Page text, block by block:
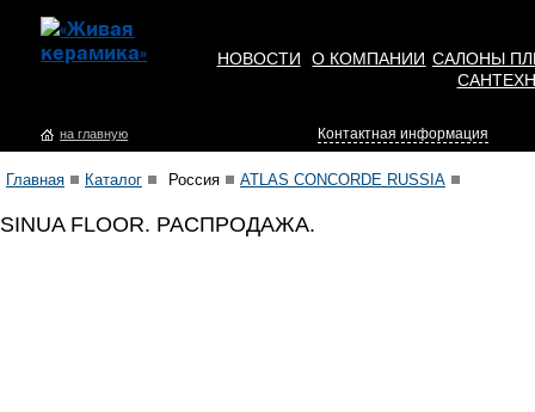
НОВОСТИ О КОМПАНИИ САЛОНЫ
на главную Контактная информация
Главная Каталог Россия ATLAS CONCORDE RUSSIA
SINUA FLOOR. РАСПРОДАЖА.